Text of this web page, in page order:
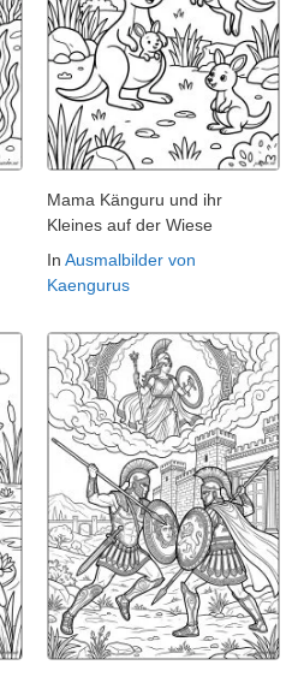
Mama Känguru und ihr
Kleines auf der Wiese
In Ausmalbilder von
Kaengurus